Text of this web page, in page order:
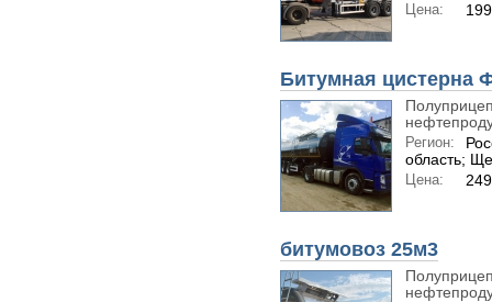
Цена:
Битумная цистерна
Регион:
область;
Цена:
битумовоз 25м3